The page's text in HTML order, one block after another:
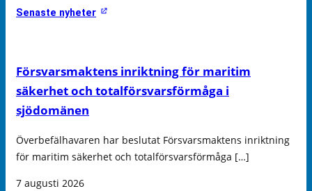
Senaste nyheter
Försvarsmaktens inriktning för maritim
säkerhet och totalförsvarsförmåga i
sjödomänen
Överbefälhavaren har beslutat Försvarsmaktens inriktning
för maritim säkerhet och totalförsvarsförmåga […]
7 augusti 2026